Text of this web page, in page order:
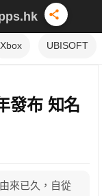
Xbox UBISOFT
發布 知名
來已久，自從